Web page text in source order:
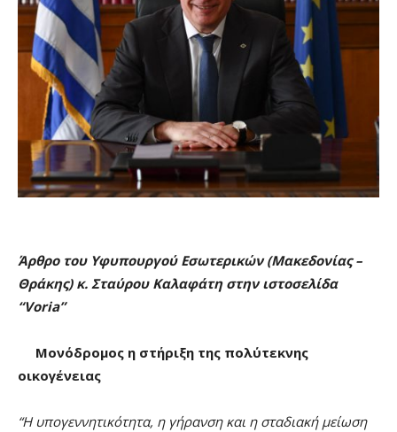
Άρθρο του Υφυπουργού Εσωτερικών (Μακεδονίας –
Θράκης) κ. Σταύρου Καλαφάτη στην ιστοσελίδα
“Voria”
Μονόδρομος η στήριξη της πολύτεκνης
οικογένειας
“Η υπογεννητικότητα, η γήρανση και η σταδιακή μείωση